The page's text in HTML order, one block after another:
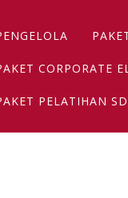
CORPORATE
PELATIHAN